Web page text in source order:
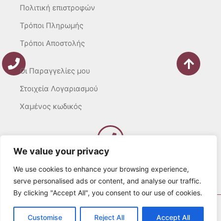
We value your privacy
We use cookies to enhance your browsing experience,
serve personalised ads or content, and analyse our traffic.
By clicking "Accept All", you consent to our use of cookies.
Customise Reject All Accept All
Πολιτική επιστροφών
Τρόποι Πληρωμής
Τρόποι Αποστολής
Οι Παραγγελίες μου
Στοιχεία Λογαριασμού
Χαμένος κωδικός
Καλέστε μας
Δευτ – Τετ. – Σαβ. : 10:00 – 15:00
Τρίτ. – Πέμπτ. – Παρ. : 10:00 – 21:00
© 2022 Λευκά Όνειρα All rights Reserved